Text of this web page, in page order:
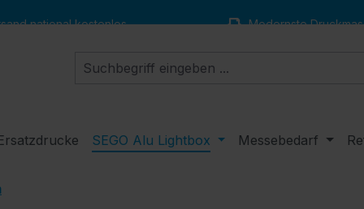
national kostenlos Modernste
SEGO Alu Lightbox Messebedarf